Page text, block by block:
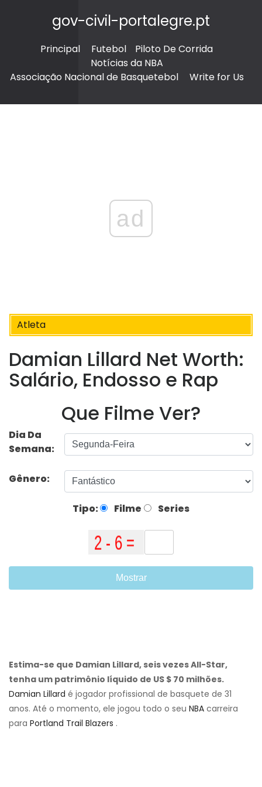
gov-civil-portalegre.pt
Principal Futebol
Piloto De Corrida
Notícias da NBA
Associação Nacional de Basquetebol
Write for Us
ad
Atleta
Damian Lillard Net Worth:
Salário, Endosso e Rap
Que Filme Ver?
Dia Da
Semana:
Gênero:
Tipo: Filme Series
Mostrar
Estima-se que Damian Lillard, seis vezes All-Star,
tenha um patrimônio líquido de US $ 70 milhões.
Damian Lillard é jogador profissional de basquete de 31
anos. Até o momento, ele jogou todo o seu NBA carreira
para Portland Trail Blazers .